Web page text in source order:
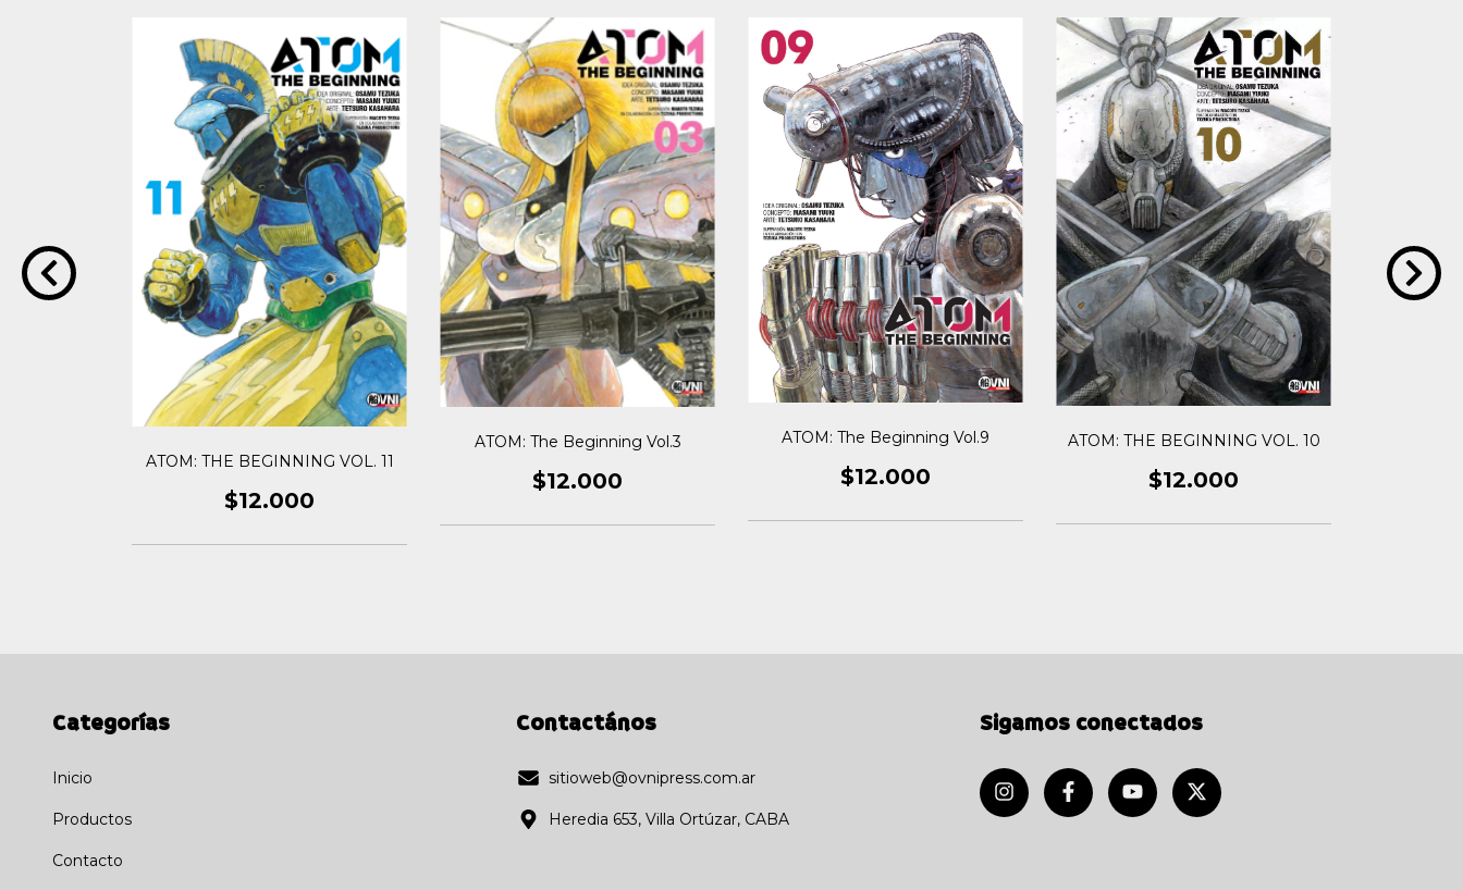
ATOM: THE BEGINNING VOL. 11
$12.000
ATOM: The Beginning Vol.3
$12.000
ATOM: The Beginning Vol.9
$12.000
ATOM: THE BEGINNING VOL. 10
$12.000
Categorías
Inicio
Productos
Contacto
Contactános
sitioweb@ovnipress.com.ar
Heredia 653, Villa Ortúzar, CABA
Sigamos conectados